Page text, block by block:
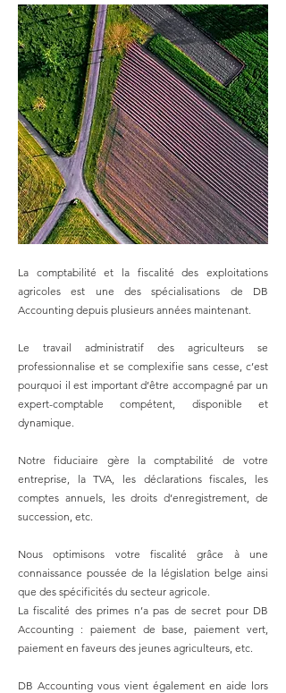
La comptabilité et la fiscalité des exploitations
agricoles est une des spécialisations de DB
Accounting depuis plusieurs années maintenant.
Le travail administratif des agriculteurs se
professionnalise et se complexifie sans cesse, c’est
pourquoi il est important d’être accompagné par un
expert-comptable compétent, disponible et
dynamique.
Notre fiduciaire gère la comptabilité de votre
entreprise, la TVA, les déclarations fiscales, les
comptes annuels, les droits d’enregistrement, de
succession, etc.
Nous optimisons votre fiscalité grâce à une
connaissance poussée de la législation belge ainsi
que des spécificités du secteur agricole.
La fiscalité des primes n’a pas de secret pour DB
Accounting : paiement de base, paiement vert,
paiement en faveurs des jeunes agriculteurs, etc.
DB Accounting vous vient également en aide lors